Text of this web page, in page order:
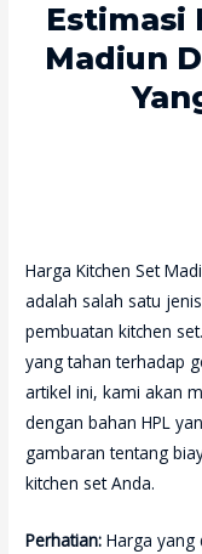
Estimasi
Madiun
Harga Kitchen Set
adalah salah satu
pembuatan kitchen
yang tahan terhadap
artikel ini, kami akan
dengan bahan HPL
gambaran tentang
kitchen set Anda.
Perhatian: Harga yang